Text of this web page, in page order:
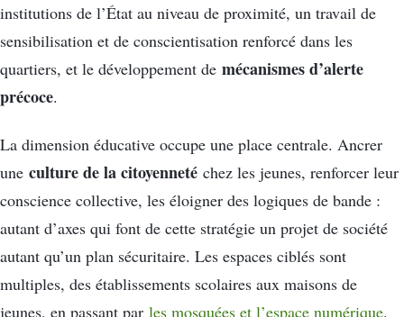
institutions de l’État au niveau de proximité, un travail de
sensibilisation et de conscientisation renforcé dans les
quartiers, et le développement de mécanismes d’alerte
précoce.
La dimension éducative occupe une place centrale. Ancrer
une culture de la citoyenneté chez les jeunes, renforcer leur
conscience collective, les éloigner des logiques de bande :
autant d’axes qui font de cette stratégie un projet de société
autant qu’un plan sécuritaire. Les espaces ciblés sont
multiples, des établissements scolaires aux maisons de
jeunes, en passant par les mosquées et l’espace numérique.